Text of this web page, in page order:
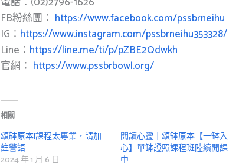
FB粉絲團： https://www.facebook.com/pssbrneihu
IG： https://www.instagram.com/pssbrneihu353328/
Line： https://line.me/ti/p/pZBE2Qdwkh
官網： https://www.pssbrbowl.org/
相關
頌缽原本|課程太專業，請加
註警語
2024 年 1 月 6 日
閱讀心靈｜頌缽原本【一缽入
心】單缽證照課程班陸續開課
中